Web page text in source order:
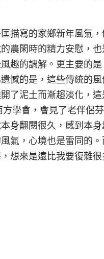
描寫的家鄉新年風氣
農閑時的精力安慰，
趣的調解。更主要的
憾的是，這些傳統的
了泥土而漸趨淡化，
學會，會見了老伴侶
身翻閱很久，感到本
氣，心境也是雷同的
想來是遠比我要復雜很